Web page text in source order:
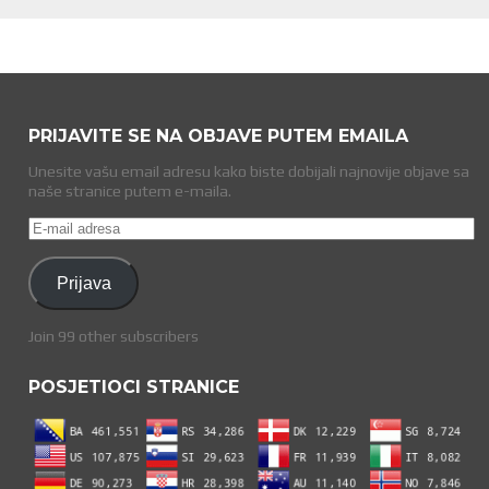
PRIJAVITE SE NA OBJAVE PUTEM EMAILA
Unesite vašu email adresu kako biste dobijali najnovije objave sa
naše stranice putem e-maila.
E-
mail
adresa
Prijava
Join 99 other subscribers
POSJETIOCI STRANICE